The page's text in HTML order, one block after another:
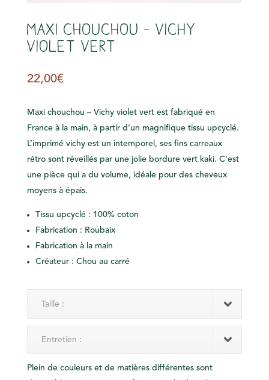
Maxi chouchou – Vichy
violet vert
22,00€
Maxi chouchou – Vichy violet vert est fabriqué en
France à la main, à partir d’un magnifique tissu upcyclé.
L’imprimé vichy est un intemporel, ses fins carreaux
rétro sont réveillés par une jolie bordure vert kaki. C’est
une pièce qui a du volume, idéale pour des cheveux
moyens à épais.
Tissu upcyclé : 100% coton
Fabrication : Roubaix
Fabrication à la main
Créateur : Chou au carré
Taille :
Entretien :
Plein de couleurs et de matières différentes sont